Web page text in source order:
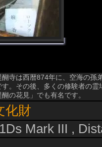
寺は西暦874年に、空海の孫
。その後、多くの修験者の
の花見」でも有名です。
化財
Mark III ,